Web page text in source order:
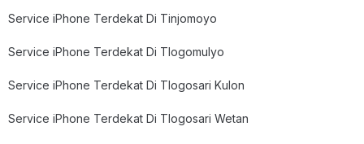
Service iPhone Terdekat Di Tinjomoyo
Service iPhone Terdekat Di Tlogomulyo
Service iPhone Terdekat Di Tlogosari Kulon
Service iPhone Terdekat Di Tlogosari Wetan